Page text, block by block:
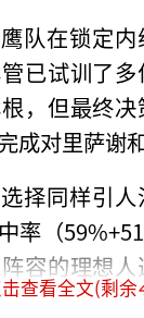
队在锁定
已试训了
，但最终
成对里萨谢
择同样引
率（
容的理想
然而，球队
查看全文(剩余